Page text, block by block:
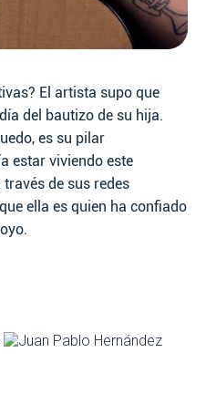
El artista supo que
del bautizo de su hija.
es su pilar
estar viviendo este
de sus redes
ella es quien ha confiado